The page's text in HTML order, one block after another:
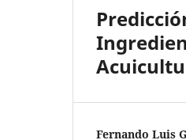
Fernando Luis